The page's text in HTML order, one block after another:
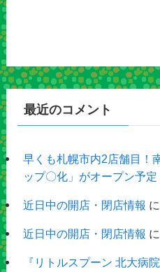
最近のコメント
早くも札幌市内2店舗目！
ップ〇化」がオープン予定
近日中の開店・閉店情報 に
近日中の開店・閉店情報 に
『リトルスプーン 北大病